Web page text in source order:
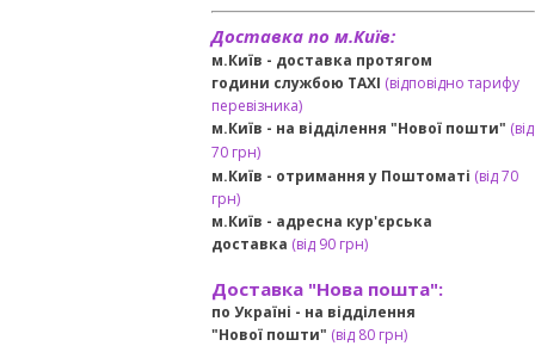
Доставка по м.Київ:
м.Київ - доставка протягом
години службою TAXI (відповідно тарифу
перевізника)
м.Київ - на відділення "Нової пошти" (від
70 грн)
м.Київ - отримання у Поштоматі (від 70
грн)
м.Київ - адресна кур'єрська
доставка (від90 грн)
Доставка "Нова пошта":
по Україні - на відділення
"Нової пошти" (від 80 грн)